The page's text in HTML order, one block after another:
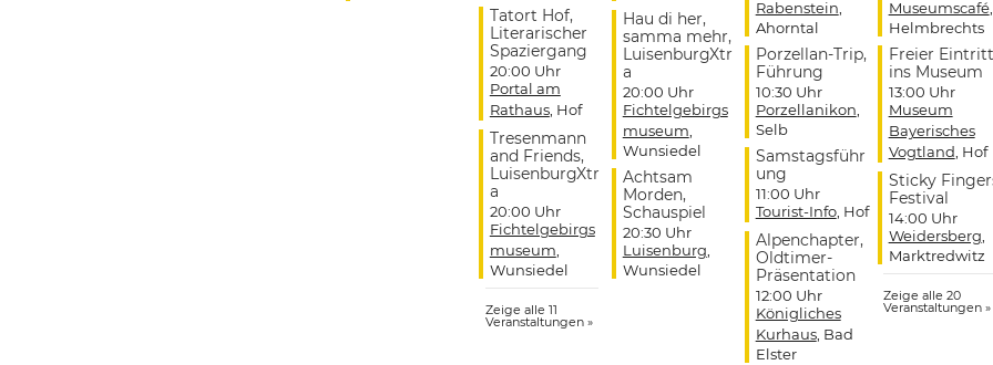
Tatort Hof,
Literarischer
Spaziergang
20:00 Uhr
Portal am
Rathaus, Hof
Tresenmann
and Friends,
LuisenburgXtr
a
20:00 Uhr
Fichtelgebirgs
museum,
Wunsiedel
Zeige alle 11
Veranstaltungen »
Hau di her,
samma mehr,
LuisenburgXtr
a
20:00 Uhr
Fichtelgebirgs
museum,
Wunsiedel
Achtsam
Morden,
Schauspiel
20:30 Uhr
Luisenburg,
Wunsiedel
Rabenstein,
Ahorntal
Porzellan-Trip,
Führung
10:30 Uhr
Porzellanikon,
Selb
Samstagsführ
ung
11:00 Uhr
Tourist-Info, Hof
Alpenchapter,
Oldtimer-
Präsentation
12:00 Uhr
Königliches
Kurhaus, Bad
Elster
Museumscafé,
Helmbrechts
Freier Eintritt
ins Museum
13:00 Uhr
Museum
Bayerisches
Vogtland, Hof
Sticky
Festival
14:00 Uhr
Weidersberg,
Marktredwitz
Zeige alle 20
Veranstaltungen »